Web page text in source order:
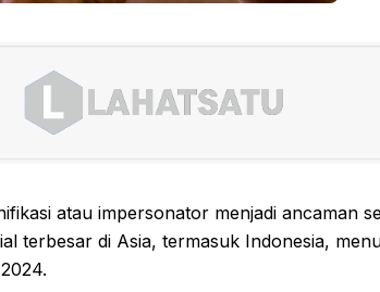
atau impersonator menjadi ancaman
terbesar di Asia, termasuk Indonesia,